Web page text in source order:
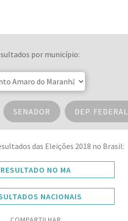
por município:
SENADOR DEP. FEDERAL
das Eleições 2018 no Brasil:
RESULTADO NO MA
NACIONAIS